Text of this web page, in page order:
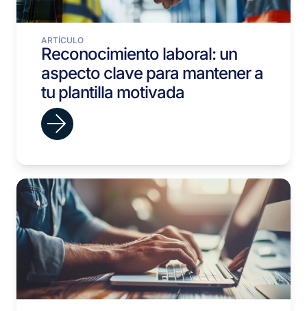
ARTÍCULO
Reconocimiento laboral: un
aspecto clave para mantener a
tu plantilla motivada